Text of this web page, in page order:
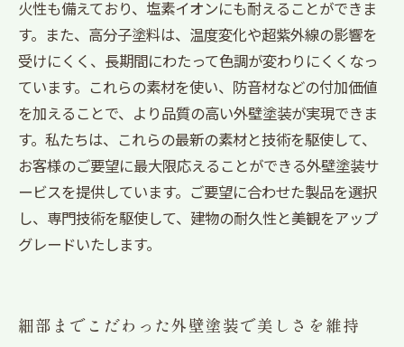
火性も備えており、塩素イオンにも耐えることができま
す。また、高分子塗料は、温度変化や超紫外線の影響を
受けにくく、長期間にわたって色調が変わりにくくなっ
ています。これらの素材を使い、防音材などの付加価値
を加えることで、より品質の高い外壁塗装が実現できま
す。私たちは、これらの最新の素材と技術を駆使して、
お客様のご要望に最大限応えることができる外壁塗装サ
ービスを提供しています。ご要望に合わせた製品を選択
し、専門技術を駆使して、建物の耐久性と美観をアップ
グレードいたします。
細部までこだわった外壁塗装で美しさを維持